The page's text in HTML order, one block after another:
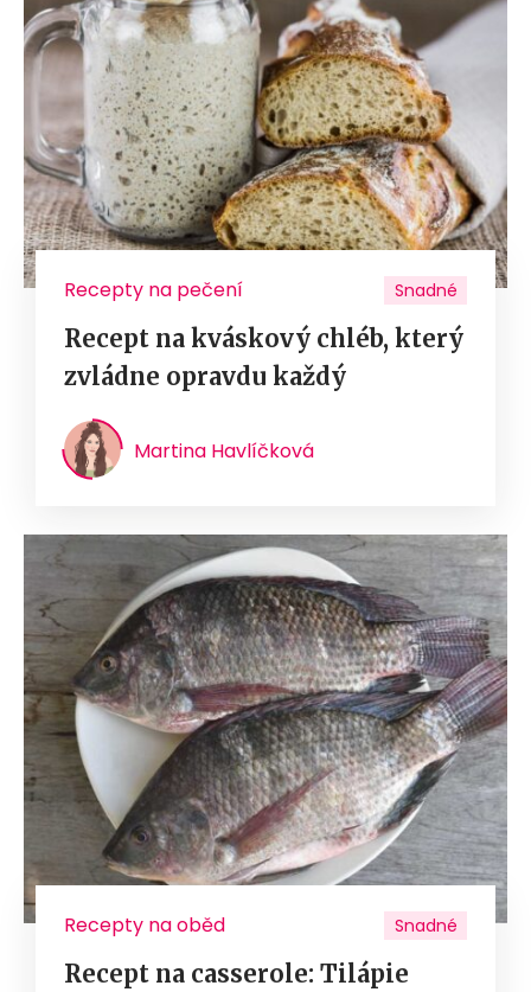
Recepty na pečení Snadné
Recept na kváskový chléb, který
zvládne opravdu každý
Martina Havlíčková
Recepty na oběd Snadné
Recept na casserole: Tilápie